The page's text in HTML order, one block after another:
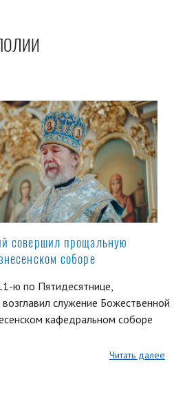
совершил прощальную
соборе
ю по Пятидесятнице,
служение Божественной
кафедральном соборе
Читать далее